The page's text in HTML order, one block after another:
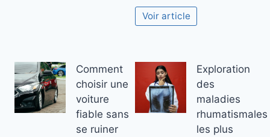
Voir article
Comment
choisir une
voiture
fiable sans
se ruiner
Exploration
des
maladies
rhumatismales
les plus